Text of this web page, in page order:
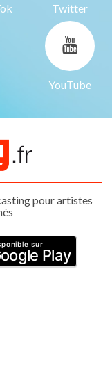
Twitter
YouTube
pour artistes
sur
Play